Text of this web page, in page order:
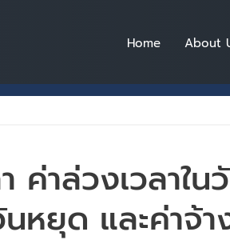
Home About
ค่าล่วงเวลาใน
หยุด และค่าจ้า